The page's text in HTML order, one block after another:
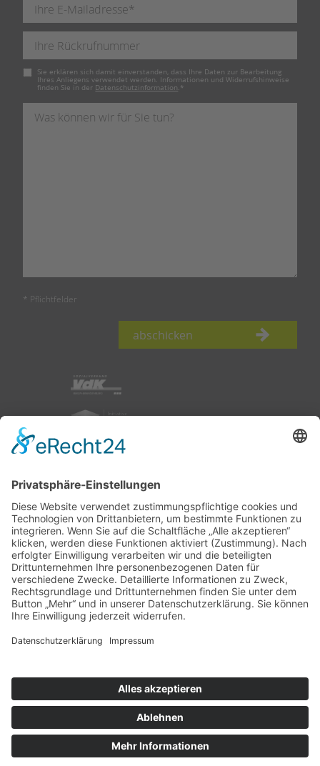
Pflichtfeld
Sie erklären sich damit einverstanden, dass Ihre Daten zur Bearbeitung
Ihres Anliegens verwendet werden. Informationen und Widerrufshinweise
finden Sie in der Datenschutzinformation. *
* Pflichtfelder
abschicken
nach oben
Impressum|Datenschutz
Ihnen gefällt, was Sie lesen?
Dann teilen Sie es mit anderen!
X